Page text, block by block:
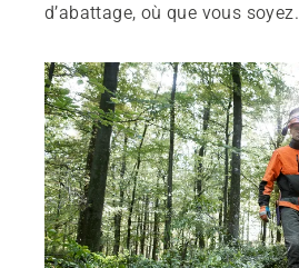
d’abattage, où que vous soyez.